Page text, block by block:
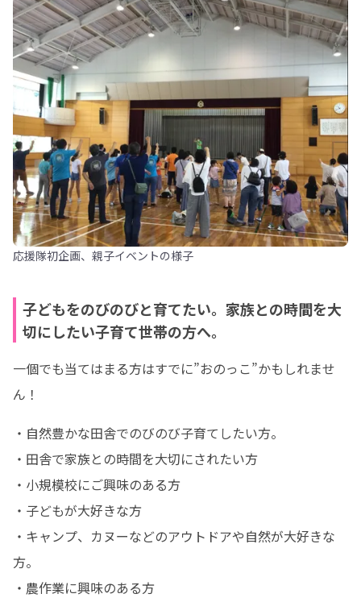
応援隊初企画、親子イベントの様子
子どもをのびのびと育てたい。家族との時間を大
切にしたい子育て世帯の方へ。
一個でも当てはまる方はすでに”おのっこ”かもしれませ
ん！
・自然豊かな田舎でのびのび子育てしたい方。
・田舎で家族との時間を大切にされたい方
・小規模校にご興味のある方
・子どもが大好きな方
・キャンプ、カヌーなどのアウトドアや自然が大好きな
方。
・農作業に興味のある方